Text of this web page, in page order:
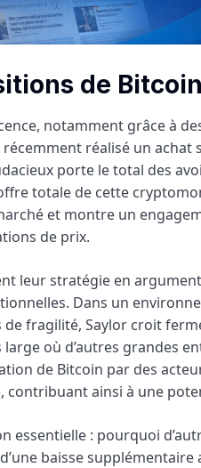
de
notamment grâce à
réalisé un
porte le total des
totale de cette
et montre un
de prix.
leur stratégie en
Dans un
fragilité, Saylor croit
où d’autres grandes
de Bitcoin par des
contribuant ainsi à une
essentielle : pourquoi
baisse